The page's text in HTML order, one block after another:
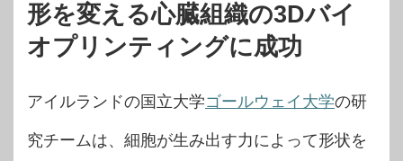
形を変える心臓組織の3Dバイ
オプリンティングに成功
アイルランドの国立大学ゴールウェイ大学の研
究チームは、細胞が生み出す力によって形状を